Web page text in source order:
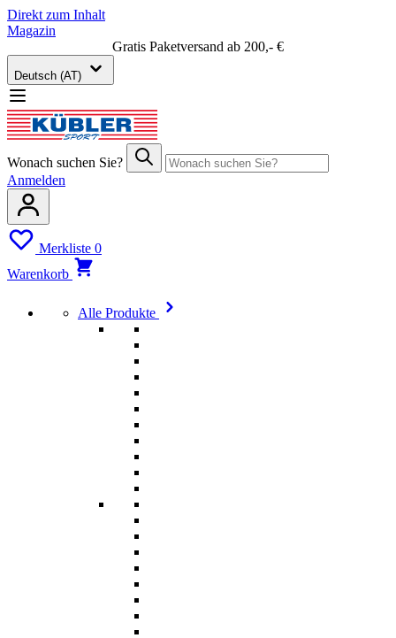
Direkt zum Inhalt
Magazin
Gratis Paketversand ab 200,- €
Deutsch (AT)
Wonach suchen Sie?
Anmelden
Merkliste 0
Warenkorb
Alle Produkte